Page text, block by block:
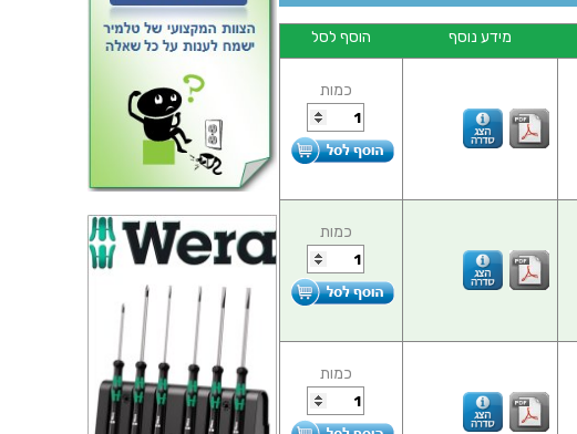
ביט בוקסה 9MM למפתח ''1/4 -
WERA ZYKLOP 8790
מידע נוסף הוסף לסל
כמות
כמות
כמות